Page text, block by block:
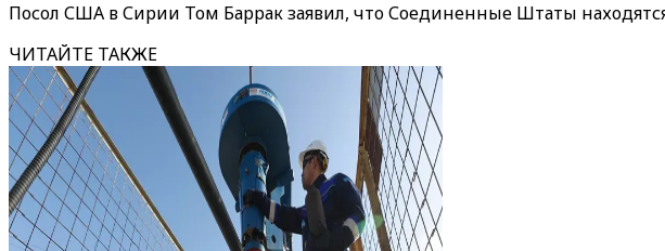
Посол США в Сирии Том Баррак заявил, что Соединенные Штаты
ЧИТАЙТЕ ТАКЖЕ